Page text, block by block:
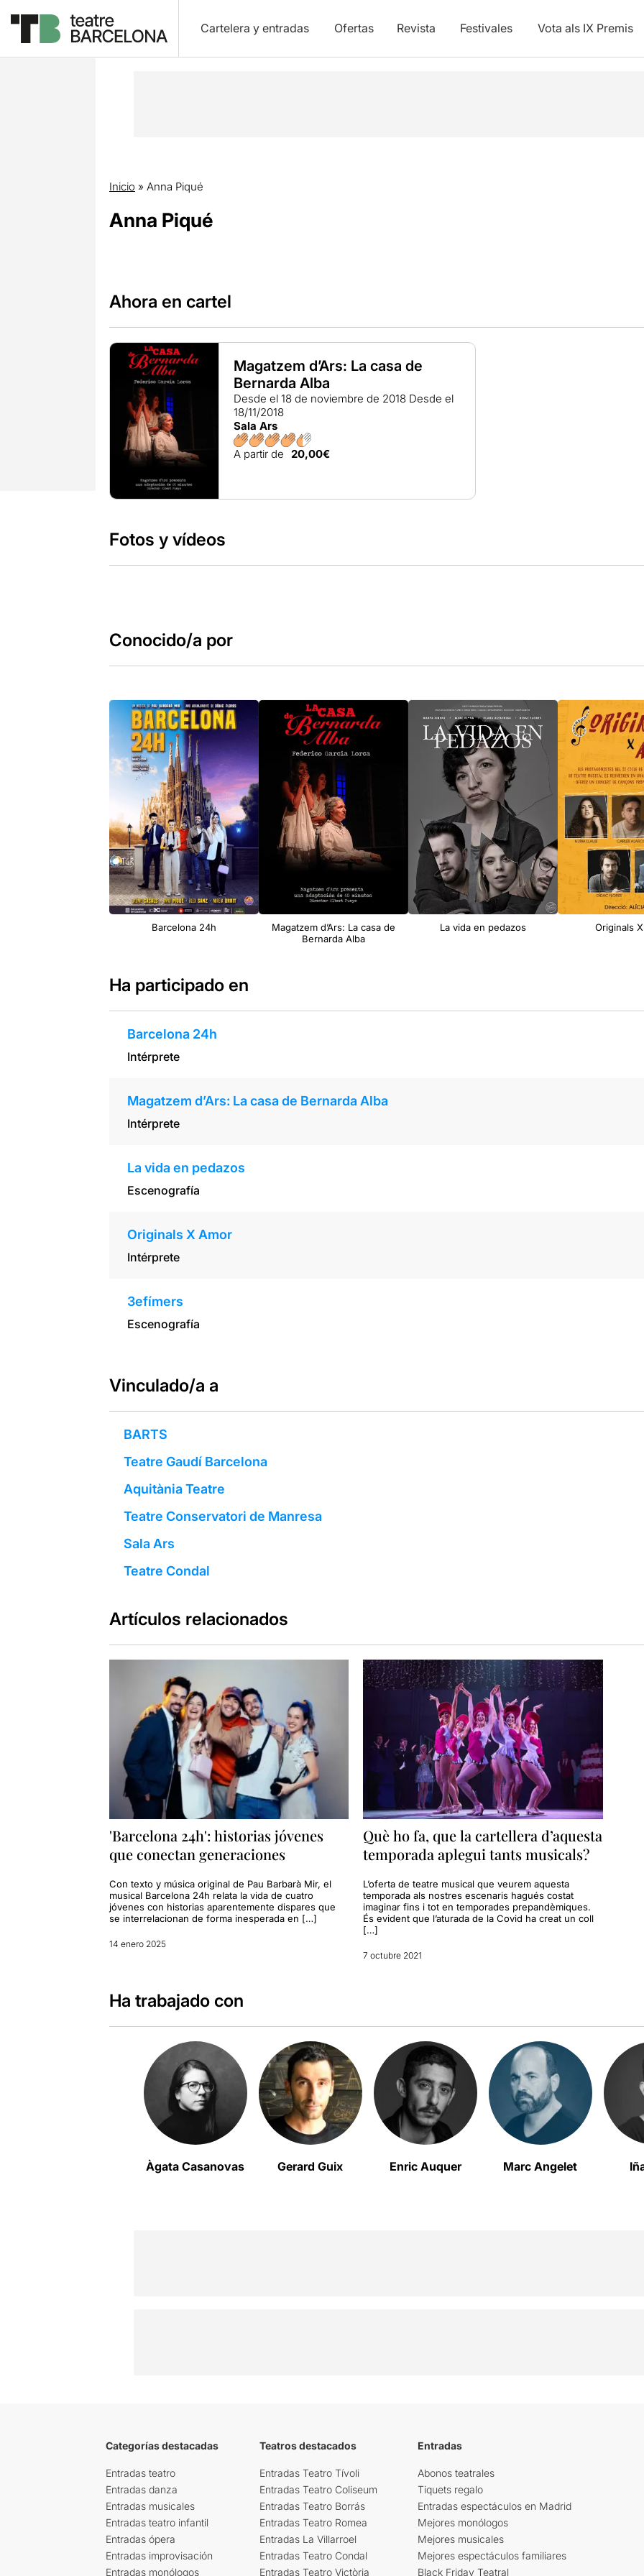
Cartelera y entradas Ofertas Revista Festivales Vota als IX Premis
Inicio » Anna Piqué
Anna Piqué
Ahora en cartel
Magatzem d’Ars: La casa de
Bernarda Alba
Desde el 18 de noviembre de 2018 Desde el
18/11/2018
Sala Ars
A partir de 20,00€
Fotos y vídeos
Conocido/a por
Barcelona 24h
Magatzem d’Ars: La casa de
Bernarda Alba
La vida en pedazos Originals
Ha participado en
Barcelona 24h
Intérprete
Magatzem d’Ars: La casa de Bernarda Alba
Intérprete
La vida en pedazos
Escenografía
Originals X Amor
Intérprete
3efímers
Escenografía
Vinculado/a a
BARTS
Teatre Gaudí Barcelona
Aquitània Teatre
Teatre Conservatori de Manresa
Sala Ars
Teatre Condal
Artículos relacionados
'Barcelona 24h': historias jóvenes
que conectan generaciones
Con texto y música original de Pau Barbarà Mir, el
musical Barcelona 24h relata la vida de cuatro
jóvenes con historias aparentemente dispares que
se interrelacionan de forma inesperada en […]
14 enero 2025
Què ho fa, que la cartellera d’aquesta
temporada aplegui tants musicals?
L’oferta de teatre musical que veurem aquesta
temporada als nostres escenaris hagués costat
imaginar fins i tot en temporades prepandèmiques.
És evident que l’aturada de la Covid ha creat un coll
[…]
7 octubre 2021
Ha trabajado con
Àgata Casanovas Gerard Guix Enric Auquer Marc Angelet
Categorías destacadas
Entradas teatro
Entradas danza
Entradas musicales
Entradas teatro infantil
Entradas ópera
Entradas improvisación
Entradas monólogos
Teatros destacados
Entradas Teatro Tívoli
Entradas Teatro Coliseum
Entradas Teatro Borrás
Entradas Teatro Romea
Entradas La Villarroel
Entradas Teatro Condal
Entradas Teatro Victòria
Entradas
Abonos teatrales
Tiquets regalo
Entradas espectáculos en Madrid
Mejores monólogos
Mejores musicales
Mejores espectáculos familiares
Black Friday Teatral